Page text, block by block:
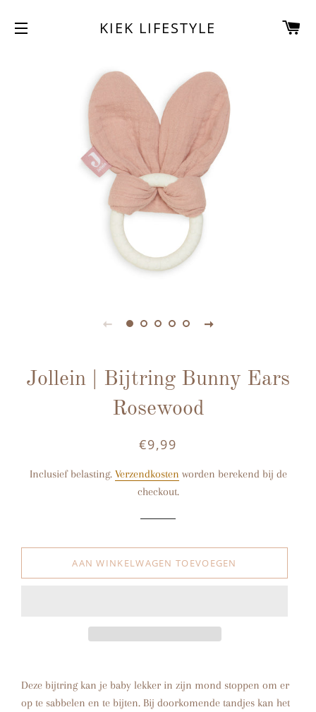
KIEK LIFESTYLE
Jollein | Bijtring Bunny Ears
Rosewood
Normale
Aanbiedingsprijs
€9,99
Inclusief belasting. Verzendkosten worden berekend bij de
checkout.
AAN WINKELWAGEN TOEVOEGEN
Deze bijtring kan je baby lekker in zijn mond stoppen om er
op te sabbelen en te bijten. Bij doorkomende tandjes kan het